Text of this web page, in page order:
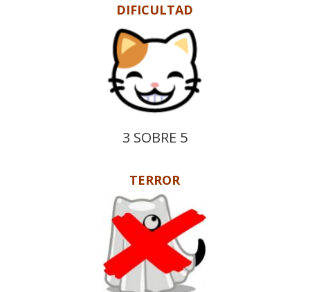
DIFICULTAD
3 SOBRE 5
TERROR